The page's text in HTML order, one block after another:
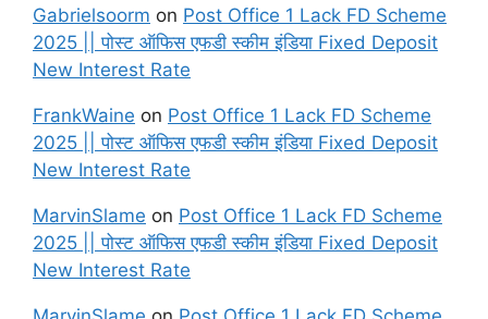
Gabrielsoorm on Post Office 1 Lack FD Scheme
2025 || पोस्ट ऑफिस एफडी स्कीम इंडिया Fixed Deposit
New Interest Rate
FrankWaine on Post Office 1 Lack FD Scheme
2025 || पोस्ट ऑफिस एफडी स्कीम इंडिया Fixed Deposit
New Interest Rate
MarvinSlame on Post Office 1 Lack FD Scheme
2025 || पोस्ट ऑफिस एफडी स्कीम इंडिया Fixed Deposit
New Interest Rate